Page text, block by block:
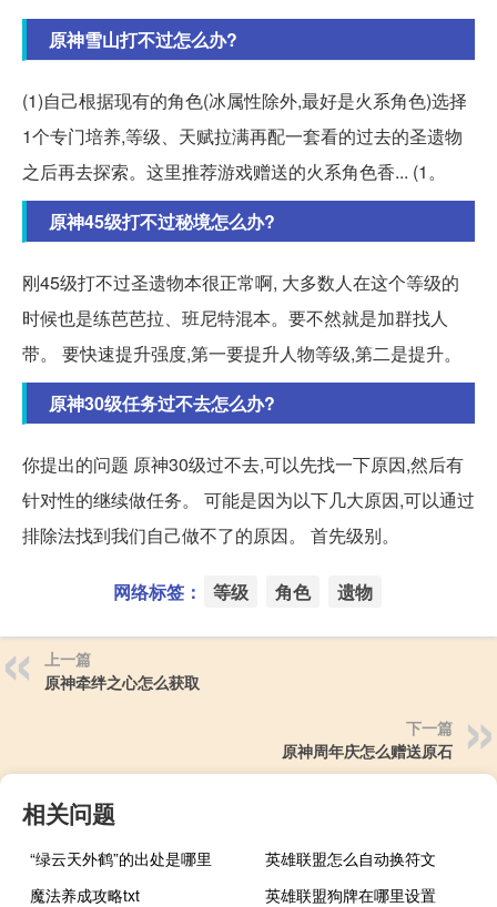
原神雪山打不过怎么办?
(1)自己根据现有的角色(冰属性除外,最好是火系角色)选择
1个专门培养,等级、天赋拉满再配一套看的过去的圣遗物
之后再去探索。这里推荐游戏赠送的火系角色香... (1。
原神45级打不过秘境怎么办?
刚45级打不过圣遗物本很正常啊, 大多数人在这个等级的
时候也是练芭芭拉、班尼特混本。要不然就是加群找人
带。 要快速提升强度,第一要提升人物等级,第二是提升。
原神30级任务过不去怎么办?
你提出的问题 原神30级过不去,可以先找一下原因,然后有
针对性的继续做任务。 可能是因为以下几大原因,可以通过
排除法找到我们自己做不了的原因。 首先级别。
网络标签： 等级 角色 遗物
上一篇
原神牵绊之心怎么获取
下一篇
原神周年庆怎么赠送原石
相关问题
“绿云天外鹤”的出处是哪里
英雄联盟怎么自动换符文
魔法养成攻略txt
英雄联盟狗牌在哪里设置